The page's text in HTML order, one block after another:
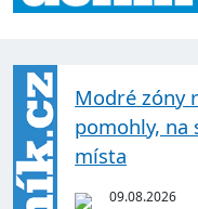
Modré zóny
pomohly, na
místa
09.08.2026